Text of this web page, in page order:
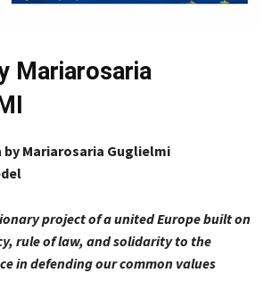
Mariarosaria
by Mariarosaria Guglielmi
project of a united Europe built on
rule of law, and solidarity to the
in defending our common values